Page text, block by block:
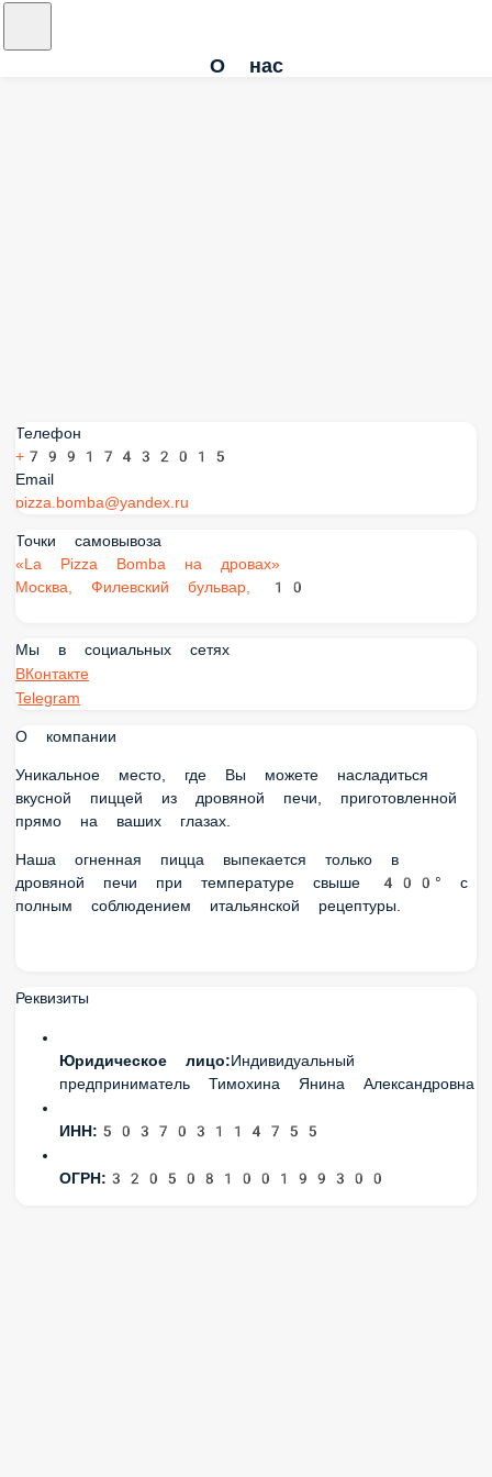
О нас
Телефон
+79917432015
Email
pizza.bomba@yandex.ru
Точки самовывоза
«La Pizza Bomba на дровах»
Москва, Филевский бульвар, 10
Мы в социальных сетях
ВКонтакте
Telegram
О компании
Уникальное место, где Вы можете насладиться
вкусной пиццей из дровяной печи, приготовленной
прямо на ваших глазах.
Наша огненная пицца выпекается только в
дровяной печи при температуре свыше 400° с
полным соблюдением итальянской рецептуры.
Реквизиты
Юридическое лицо:Индивидуальный
предприниматель Тимохина Янина Александровна
ИНН: 503703114755
ОГРН: 320508100199300